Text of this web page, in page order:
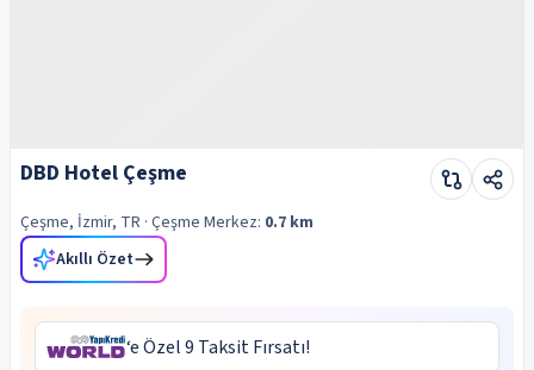
DBD Hotel Çeşme
Çeşme, İzmir, TR · Çeşme Merkez: 0.7 km
Akıllı Özet
‘e Özel 9 Taksit Fırsatı!